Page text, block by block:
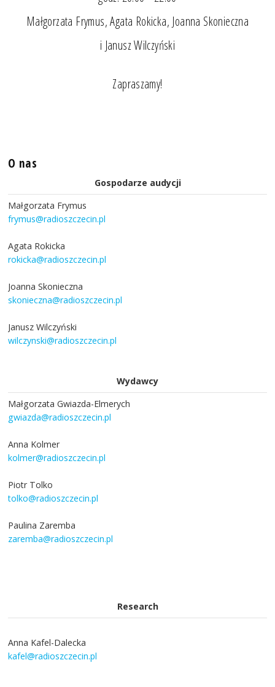
Małgorzata Frymus, Agata Rokicka, Joanna Skonieczna
i Janusz Wilczyński
Zapraszamy!
O nas
Gospodarze audycji
Małgorzata Frymus
frymus@radioszczecin.pl
Agata Rokicka
rokicka@radioszczecin.pl
Joanna Skonieczna
skonieczna@radioszczecin.pl
Janusz Wilczyński
wilczynski@radioszczecin.pl
Wydawcy
Małgorzata Gwiazda-Elmerych
gwiazda@radioszczecin.pl
Anna Kolmer
kolmer@radioszczecin.pl
Piotr Tolko
tolko@radioszczecin.pl
Paulina Zaremba
zaremba@radioszczecin.pl
Research
Anna Kafel-Dalecka
kafel@radioszczecin.pl